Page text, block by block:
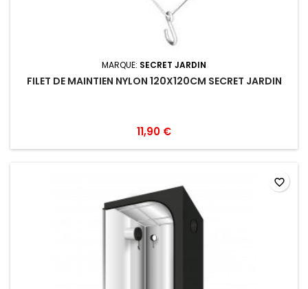
MARQUE: SECRET JARDIN
FILET DE MAINTIEN NYLON 120X120CM SECRET JARDIN
11,90 €
favorite_border